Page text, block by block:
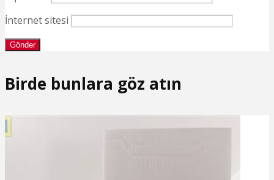
İnternet sitesi
Birde bunlara göz atın